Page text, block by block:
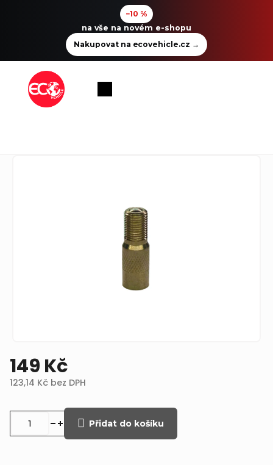
−10 %
na vše na novém e-shopu
Nakupovat na ecovehicle.cz →
Nákupní
149 Kč
123,14 Kč bez DPH
cena:
Přidat do košíku